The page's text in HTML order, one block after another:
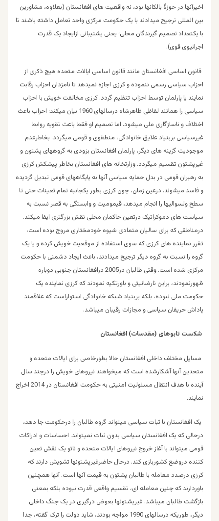
اخیرآنها در حوزۀ بالکانها بود، نه واقعیت های افغانستان (بعلاوه، مشاورین
بین المللی ترجیح میدادند با یک حکومت مرکزی واحد تعامل داشته باشند تا
با یکتعداد تصمیم گیرندگان محلی؛ یعنی پشتیبانی ازایجاد یک قدرت
اجرائیوی قوی).
قانون اساسی افغانستان مانند قانون اساسی ایالات متحده هیچ ذکری از
احزاب سیاسی رسمی ننموده و کرزی اجازه نمیدهد تا نامزدان احزاب رقابت
نمایند یا پارلمان توسط احزاب تنظیم گردد. کرزی مخالفت خویش با احزاب
سیاسی را همانند لفاظی ظاهرشاه درسالهای 1960 بیان میکند: احزاب باعث
اختلاف و ناسازگاری ملی میشود. اما تصمیم او فقط باعث تقویه روابط
غیرسیاسی بربنیاد علایق خانوادگی، منطقوی و قومی میگردد. بخاطرعدم
موجودیت گزینه های دیگر، پارلمان افغانستان بزودی به گروههای پشتون و
غیرپشتون تقسیم میگردد. وزارتخانه های افغانستان بخاطر پیشکش کرزی
به رهبران قومی در بدل حمایه سیاسی آنها به پایگاههای قومی تبدیل گردیده
و فاسد میشوند. درعین زمان، چون کرزی بطور یکجانبه تمام تعینات حتی تا
سطح ولسوالیها را انجام میدهد، قیمومیت و وابستگی به قصر نسبت به
سیاست های دموکراتیک درتعین حاکمان محلی نقش بزرگتری ایفا میکند.
درمناطقی که برای سالیان متمادی شیوه خودمختاری مروج بوده است،
تقرر نماینده های کرزی که سوی استفاده از موقعیت خویش کرده و یا یک
گروه را نسبت به گروه دیگر ترجیح میدادند، باعث ایجاد دشمنی با حکومت
مرکزی شده است. وقتی طالبان در2005 درافغانستان جنوبی دوباره
ظهورنمودند، براین نارضائیتی و باورتکیه نمودند که کرزی نماینده یک
حکومت ملی نبوده، بلکه بربنیاد شبکه خانوادگی استواراست که علاقمند
پاداش حریفان سیاسی و مجازات رقیبان میباشد.
شکست تابوهای (مقدسات) افغانستان
مسایل مختلف داخلی افغانستان حالا بطورخاصی برای ایالات متحده و
متحدین آنها آشکارشده است که میخواهند نیروهای خویش را درچند سال
آینده با هدف انتقال مسئولیت امنیتی به حکومت افغانستان در 2014 اخراج
نمایند.
یک افغانستان با ثبات سیاسی میتواند گروه طالبان را درحکومت جا دهد،
درحالی که یک افغانستان سیاسی بدون ثبات نمیتواند. احساسات و ادراکات
قومی میتواند با آغاز خروج نیروهای ایالات متحده و ناتو یک نقش تعین
کننده دروضع کشوربازی کند. درحال حاضرغیرپشتونها تشویش دارند که
کرزی درصدد معامله با طالبان پشتون به قیمت آنها است. آنها همچنین
باوردارند که چنین معامله ای، تقسیم واقعی قدرت نبوده بلکه بمعنی
بازگشت طالبان میباشد. غیرپشتونها بعوض درگیری در یک جنگ داخلی
دیگر، طوریکه درسالهای 1990 مواجه بودند، شاید دولت را ترک گفته، جدا